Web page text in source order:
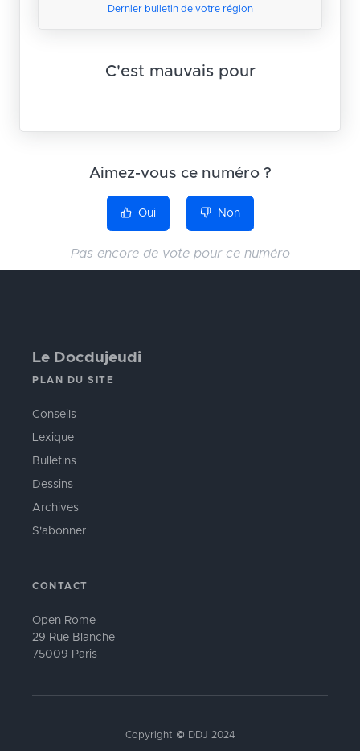
Dernier bulletin de votre région
C'est mauvais pour
Aimez-vous ce numéro ?
Oui Non
Pas encore de vote pour ce numéro
Le Docdujeudi
PLAN DU SITE
Conseils
Lexique
Bulletins
Dessins
Archives
S'abonner
CONTACT
Open Rome
29 Rue Blanche
75009 Paris
Copyright © DDJ 2024